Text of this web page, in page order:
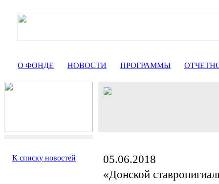
О ФОНДЕ НОВОСТИ ПРОГРАММЫ
К списку новостей
05.06.2018
«Донской